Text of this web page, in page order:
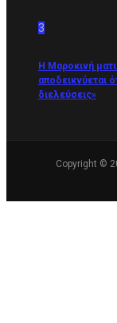
3
Η Μαροκινή
αποδεικνύεται
διελεύσεις»
Copyright ©